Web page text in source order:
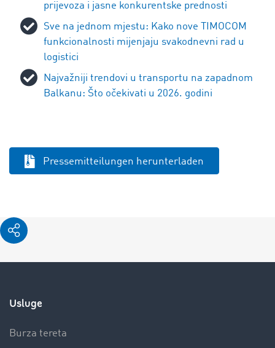
prijevoza i jasne konkurentske prednosti
Sve na jednom mjestu: Kako nove TIMOCOM
funkcionalnosti mijenjaju svakodnevni rad u
logistici
Najvažniji trendovi u transportu na zapadnom
Balkanu: Što očekivati u 2026. godini
Pressemitteilungen herunterladen
Usluge
Burza tereta